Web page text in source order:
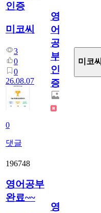
인증
미코씨
3
0
0
26.08.07
0
댓글
영
어
공
부
인
증
미코씨
196748
영어공부
완료~~
영